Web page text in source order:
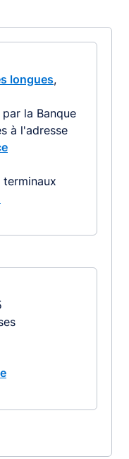
longues,
la Banque
à l'adresse